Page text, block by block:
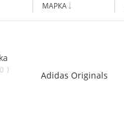
МАРКА
0 )
Adidas Originals